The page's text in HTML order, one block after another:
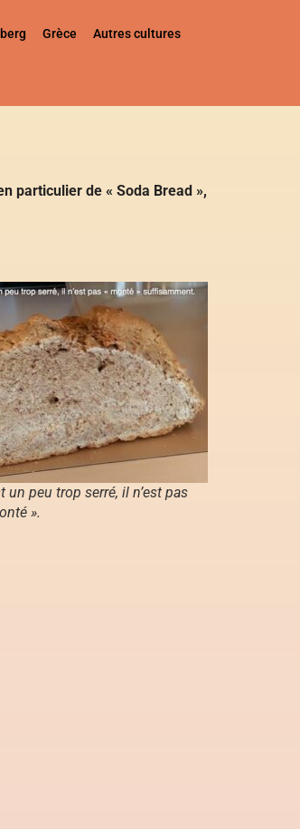
Grèce Autres cultures
particulier de « Soda Bread »,
un peu trop serré, il n’est pas
».